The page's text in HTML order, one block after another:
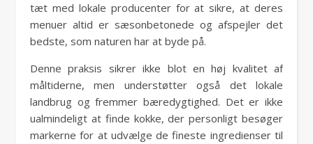
tæt med lokale producenter for at sikre, at deres
menuer altid er sæsonbetonede og afspejler det
bedste, som naturen har at byde på.
Denne praksis sikrer ikke blot en høj kvalitet af
måltiderne, men understøtter også det lokale
landbrug og fremmer bæredygtighed. Det er ikke
ualmindeligt at finde kokke, der personligt besøger
markerne for at udvælge de fineste ingredienser til